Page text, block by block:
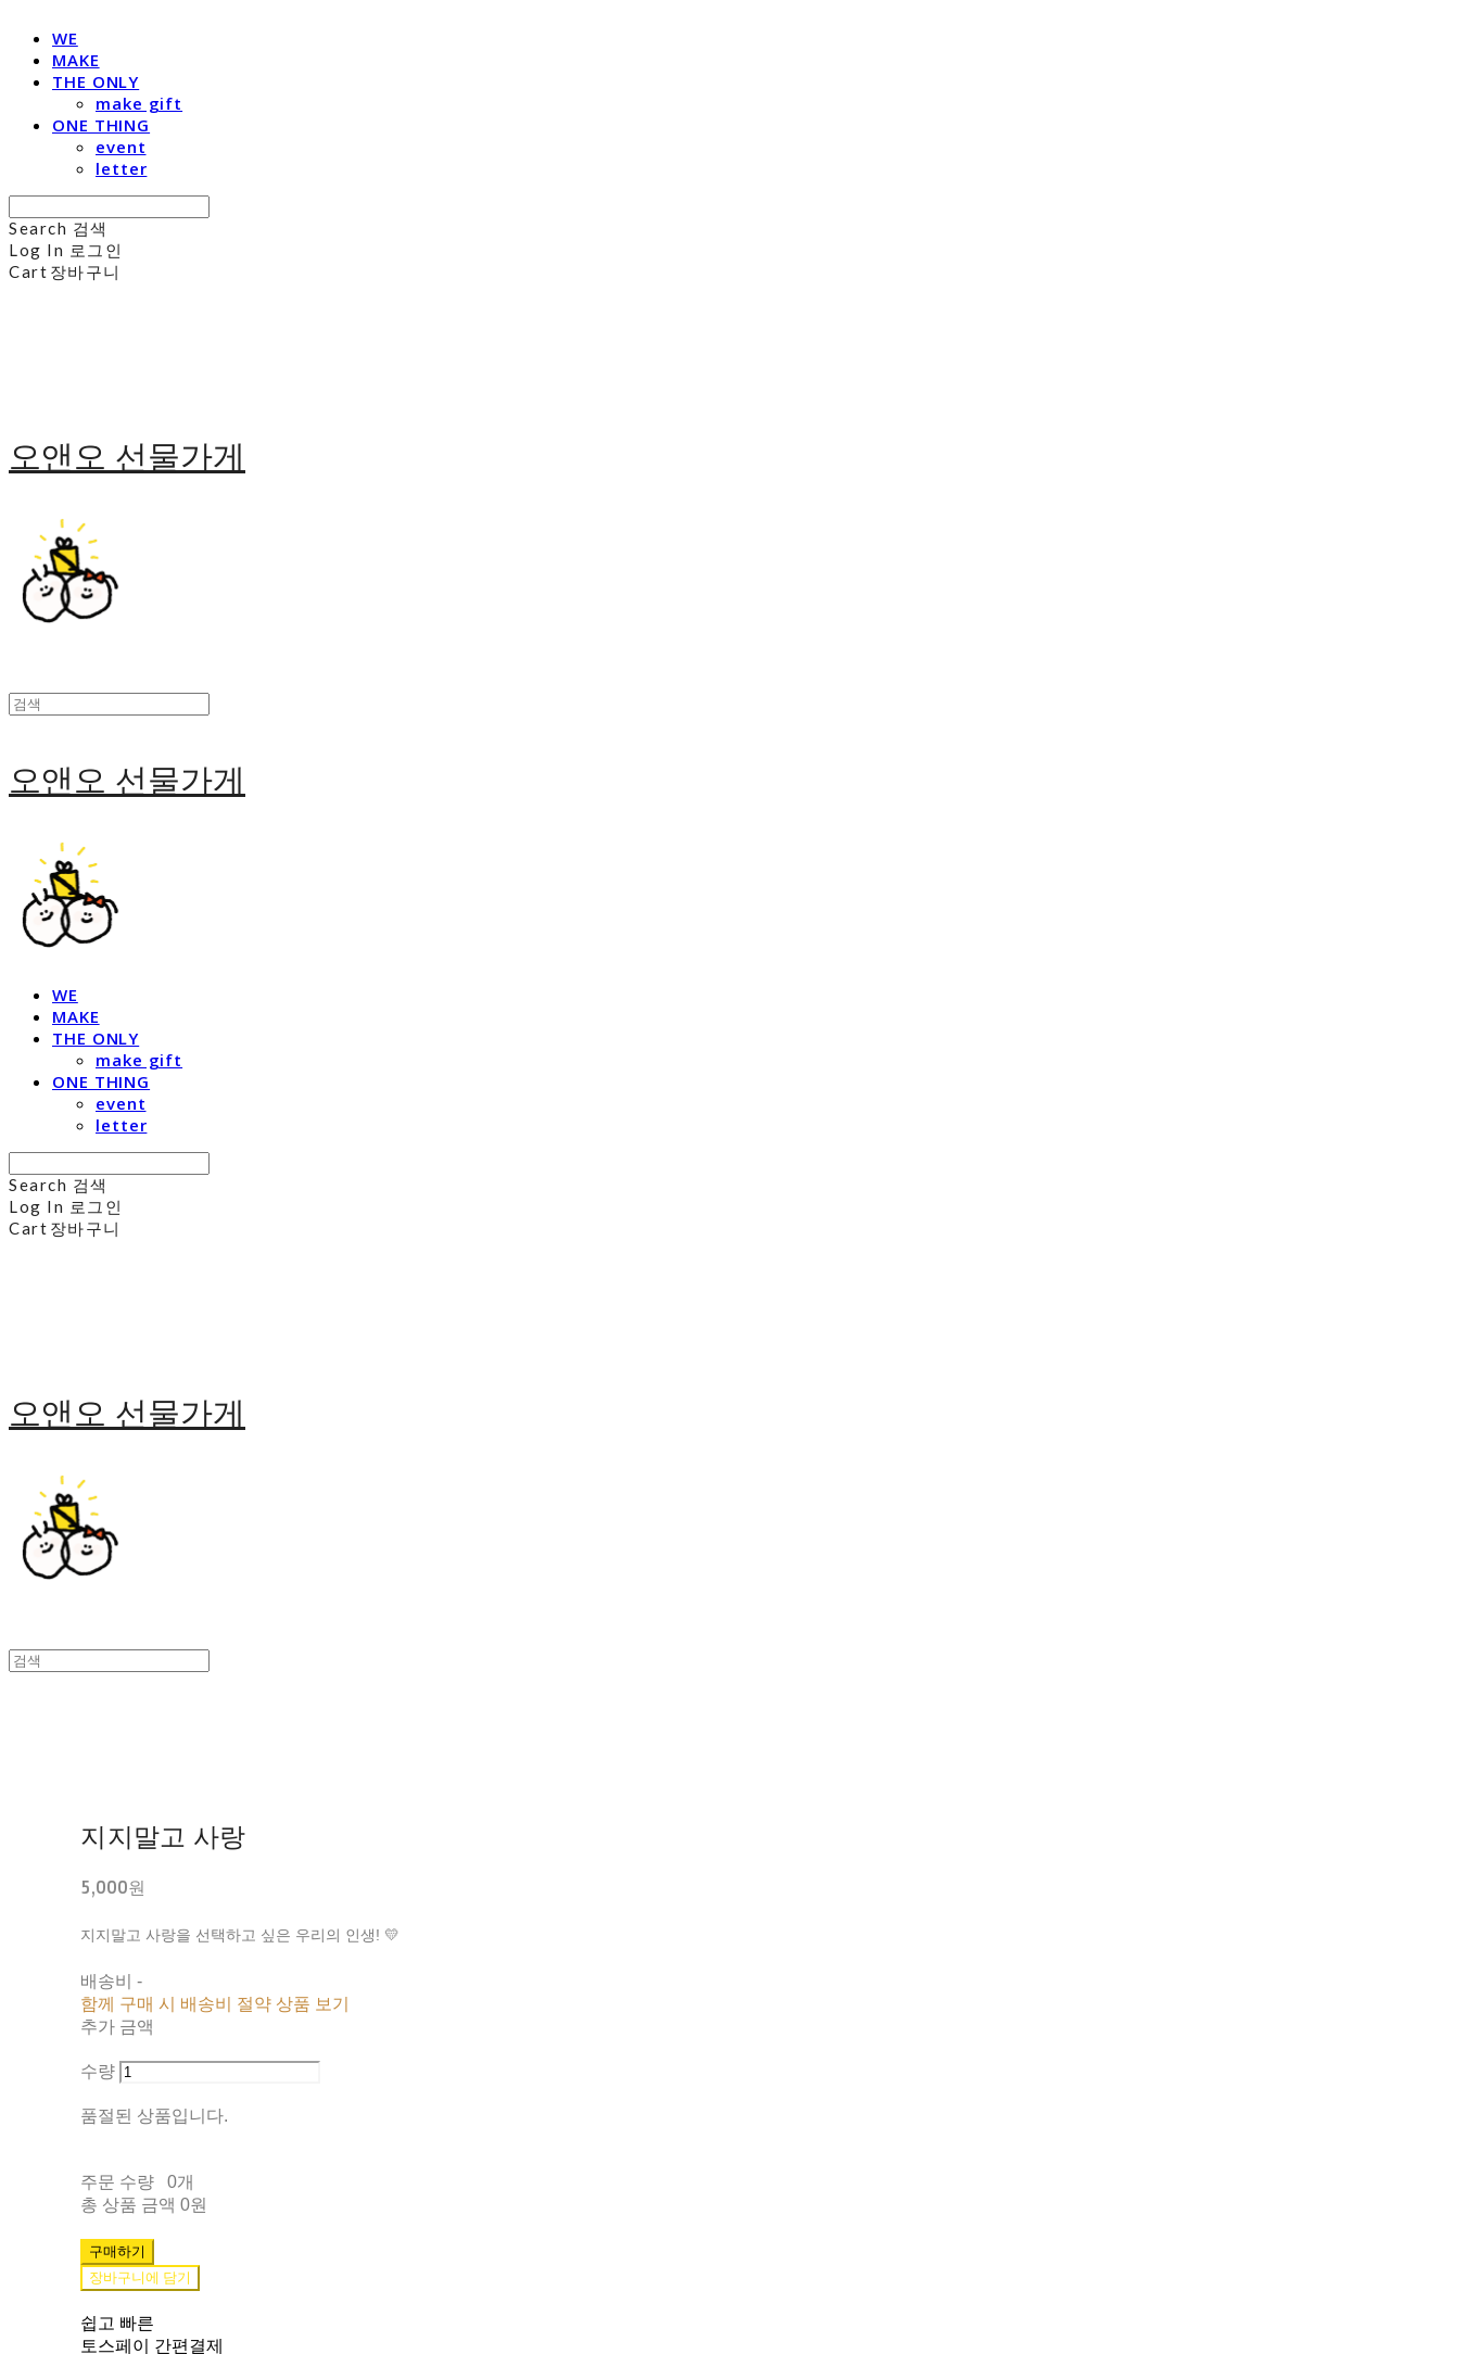
WE
MAKE
THE ONLY
make gift
ONE THING
event
letter
Search 검색
Log In 로그인
Cart 장바구니
오앤오 선물가게
오앤오 선물가게
WE
MAKE
THE ONLY
make gift
ONE THING
event
letter
Search 검색
Log In 로그인
Cart 장바구니
오앤오 선물가게
지지말고 사랑
5,000원
지지말고 사랑을 선택하고 싶은 우리의 인생! 💛
배송비-
함께 구매 시 배송비 절약 상품 보기
추가 금액
수량
품절된 상품입니다.
주문 수량
0개
총 상품 금액 0원
구매하기
장바구니에 담기
쉽고 빠른
토스페이 간편결제